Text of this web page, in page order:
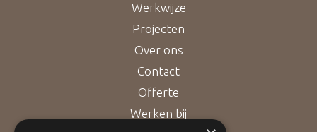
Werkwijze
Projecten
Over ons
Contact
Offerte
Werken bij